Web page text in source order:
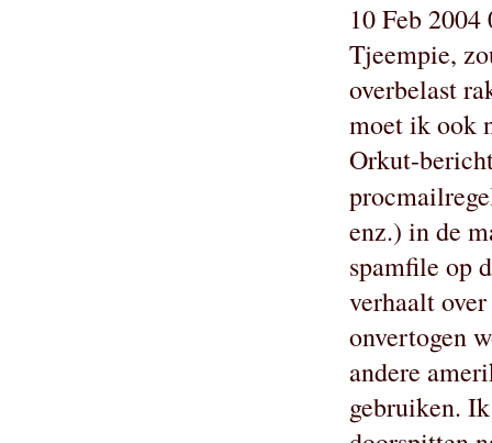
10 Feb 2004
Tjeempie,
overbelast
moet ik ook
Orkut-
enz.) in de
spamfile op
verhaalt
onvertogen
andere
gebruiken.